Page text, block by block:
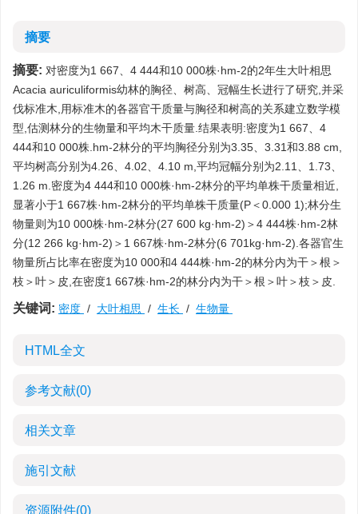
摘要
摘要: 对密度为1 667、4 444和10 000株·hm-2的2年生大叶相思
Acacia auriculiformis幼林的胸径、树高、冠幅生长进行了研究,并采
伐标准木,用标准木的各器官干质量与胸径和树高的关系建立数学模
型,估测林分的生物量和平均木干质量.结果表明:密度为1 667、4
444和10 000株.hm-2林分的平均胸径分别为3.35、3.31和3.88 cm,
平均树高分别为4.26、4.02、4.10 m,平均冠幅分别为2.11、1.73、
1.26 m.密度为4 444和10 000株·hm-2林分的平均单株干质量相近,
显著小于1 667株·hm-2林分的平均单株干质量(P＜0.000 1);林分生
物量则为10 000株·hm-2林分(27 600 kg·hm-2)＞4 444株·hm-2林
分(12 266 kg·hm-2)＞1 667株·hm-2林分(6 701kg·hm-2).各器官生
物量所占比率在密度为10 000和4 444株·hm-2的林分内为干＞根＞
枝＞叶＞皮,在密度1 667株·hm-2的林分内为干＞根＞叶＞枝＞皮.
关键词: 密度 / 大叶相思 / 生长 / 生物量
HTML全文
参考文献(0)
相关文章
施引文献
资源附件(0)